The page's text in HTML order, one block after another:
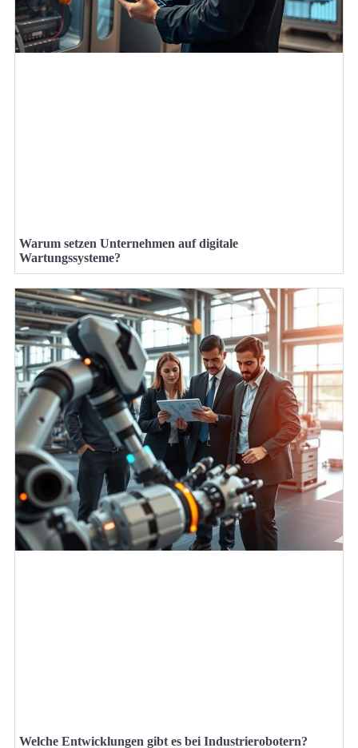
Warum setzen Unternehmen auf digitale
Wartungssysteme?
Welche Entwicklungen gibt es bei Industrierobotern?